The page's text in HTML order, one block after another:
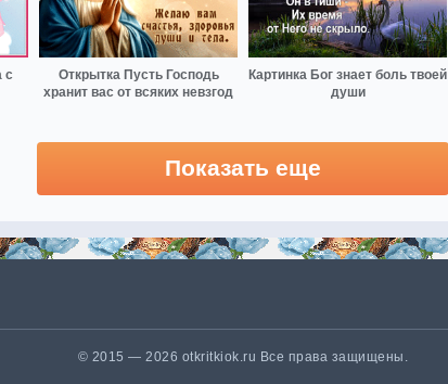
с
Открытка Пусть Господь
хранит вас от всяких невзгод
Картинка Бог знает боль твоей
души
Показать еще
© 2015 — 2026 otkritkiok.ru Все права защищены.